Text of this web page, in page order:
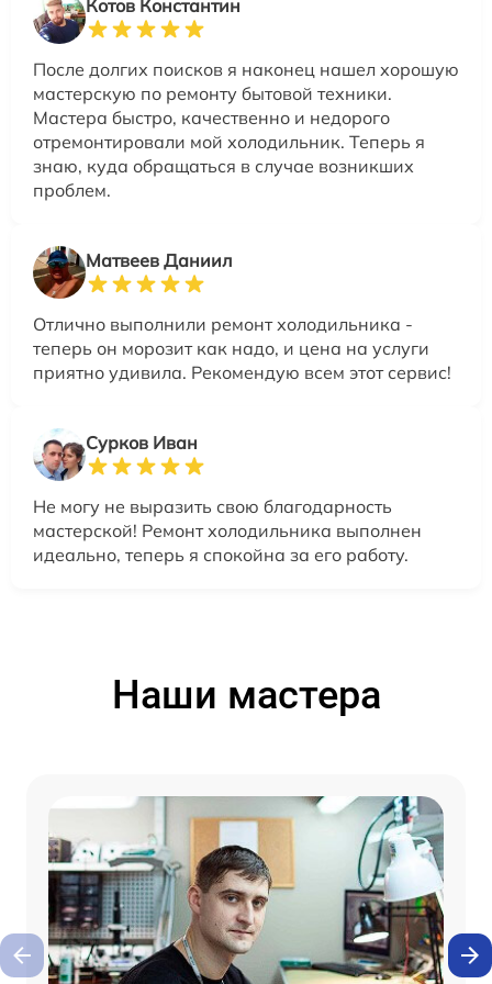
Котов Константин
После долгих поисков я наконец нашел хорошую
мастерскую по ремонту бытовой техники.
Мастера быстро, качественно и недорого
отремонтировали мой холодильник. Теперь я
знаю, куда обращаться в случае возникших
проблем.
Матвеев Даниил
Отлично выполнили ремонт холодильника -
теперь он морозит как надо, и цена на услуги
приятно удивила. Рекомендую всем этот сервис!
Сурков Иван
Не могу не выразить свою благодарность
мастерской! Ремонт холодильника выполнен
идеально, теперь я спокойна за его работу.
Наши мастера